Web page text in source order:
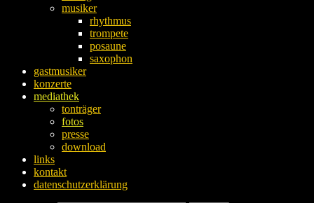
musiker
rhythmus
trompete
posaune
saxophon
gastmusiker
konzerte
mediathek
tonträger
fotos
presse
download
links
kontakt
datenschutzerklärung